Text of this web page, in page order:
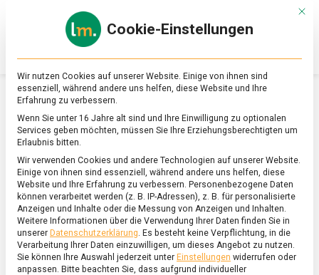
Online-
Magazin
zu
&
Ernährung
SCHLAGWORT:SCHWEINEBRATEN
Mit
Cookie-Einstellungen
Wir nutzen Cookies auf unserer Website. Einige von ihnen sind
essenziell, während andere uns helfen, diese Website und Ihre
Erfahrung zu verbessern.
Wenn Sie unter 16 Jahre alt sind und Ihre Einwilligung zu optionalen
Services geben möchten, müssen Sie Ihre Erziehungsberechtigten um
Erlaubnis bitten.
Wir verwenden Cookies und andere Technologien auf unserer Website.
Einige von ihnen sind essenziell, während andere uns helfen, diese
Website und Ihre Erfahrung zu verbessern. Personenbezogene Daten
können verarbeitet werden (z. B. IP-Adressen), z. B. für personalisierte
Anzeigen und Inhalte oder die Messung von Anzeigen und Inhalten.
Weitere Informationen über die Verwendung Ihrer Daten finden Sie in
unserer Datenschutzerklärung. Es besteht keine Verpflichtung, in die
Verarbeitung Ihrer Daten einzuwilligen, um dieses Angebot zu nutzen.
Sie können Ihre Auswahl jederzeit unter Einstellungen widerrufen oder
anpassen. Bitte beachten Sie, dass aufgrund individueller